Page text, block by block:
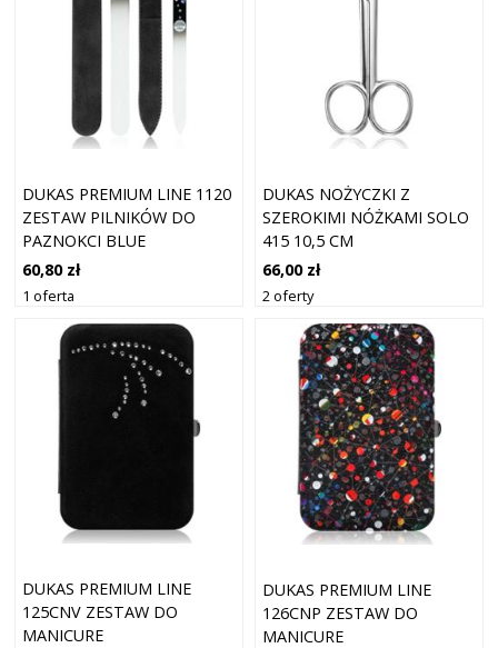
DUKAS PREMIUM LINE 1120
ZESTAW PILNIKÓW DO
PAZNOKCI BLUE
60,80 zł
1 oferta
DUKAS NOŻYCZKI Z
SZEROKIMI NÓŻKAMI SOLO
415 10,5 CM
66,00 zł
2 oferty
DUKAS PREMIUM LINE
125CNV ZESTAW DO
MANICURE
DUKAS PREMIUM LINE
126CNP ZESTAW DO
MANICURE